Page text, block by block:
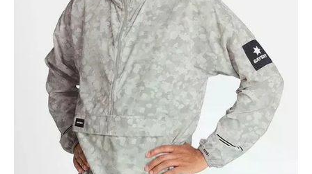
SALE品はこちら
INFORMATIOM
ご利用ガイド
お問い合わせ
メルマガ登録